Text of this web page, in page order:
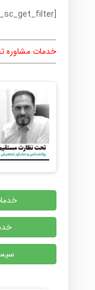
[prdctfltr_sc_get_filter]
خدمات مشاوره